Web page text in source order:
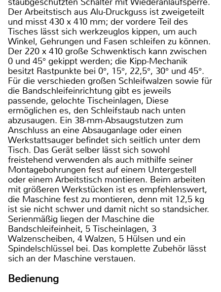
Der Arbeitstisch aus Alu-Druckguss ist zweigeteilt
und misst 430 x 410 mm; der vordere Teil des
Tisches lässt sich werkzeuglos kippen, um auch
Winkel, Gehrungen und Fasen schleifen zu können.
Der 220 x 410 große Schwenktisch kann zwischen
0 und 45° gekippt werden; die Kipp-Mechanik
besitzt Rastpunkte bei 0°, 15°, 22,5°, 30° und 45°.
Für die verschieden großen Schleifwalzen sowie für
die Bandschleifeinrichtung gibt es jeweils
passende, gelochte Tischeinlagen, Diese
ermöglichen es, den Schleifstaub nach unten
abzusaugen. Ein 38-mm-Absaugstutzen zum
Anschluss an eine Absauganlage oder einen
Werkstattsauger befindet sich seitlich unter dem
Tisch. Das Gerät selber lässt sich sowohl
freistehend verwenden als auch mithilfe seiner
Montagebohrungen fest auf einem Untergestell
oder einem Arbeitstisch montieren. Beim arbeiten
mit größeren Werkstücken ist es empfehlenswert,
die Maschine fest zu montieren, denn mit 12,5 kg
ist sie nicht schwer und damit nicht so standsicher.
Serienmäßig liegen der Maschine die
Bandschleifeinheit, 5 Tischeinlagen, 3
Walzenscheiben, 4 Walzen, 5 Hülsen und ein
Spindelschlüssel bei. Das komplette Zubehör lässt
sich an der Maschine verstauen.
Bedienung